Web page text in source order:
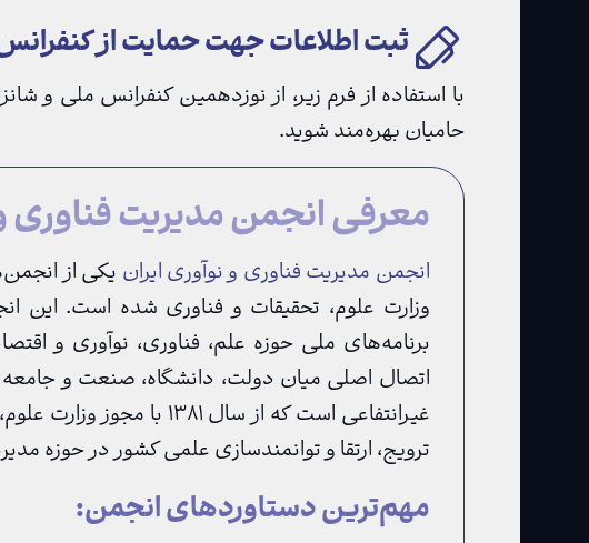
ثبت اطلاعات جهت حمایت از
با استفاده از فرم زیر، از نوزدهمین کنفرانس ملی و
حامیان بهره‌مند شوید.
معرفی انجمن مدیریت فناوری
انجمن مدیریت فناوری و نوآوری ایران
وزارت علوم، تحقیقات و فناوری شده است.
برنامه‌های ملی حوزه علم، فناوری، نوآوری و
اتصال اصلی میان دولت، دانشگاه، صنعت و
غیرانتفاعی است که از سال
ترویج، ارتقا و توانمندسازی علمی کشور در حوزه
مهم‌ترین دستاوردهای انجمن: